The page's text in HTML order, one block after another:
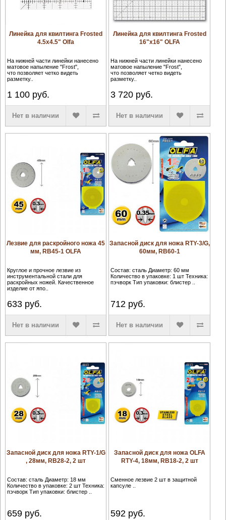
Линейка для квилтинга Frosted
4.5х4.5" Olfa
На нижней части линейки нанесено
матовое напыление "Frost",
что позволяет четко видеть
разметку..
1 100руб.
Нет в наличии
Линейка для квилтинга Frosted
16"x16" OLFA
На нижней части линейки нанесено
матовое напыление "Frost",
что позволяет четко видеть
разметку..
3 720 руб.
Нет в наличии
Лезвие для раскройного ножа 45
мм, RB45-1 OLFA
Круглое и прочное лезвие из
инструментальной стали для
раскройных ножей. Качественное
изделие от япо..
633руб.
Нет в наличии
Запасной диск для ножа RTY-3/G,
60мм, RB60-1
Состав: сталь Диаметр: 60 мм
Количество в упаковке: 1 шт Техника:
пэчворк Тип упаковки: блистер ..
712 руб.
Нет в наличии
Запасной диск для ножа RTY-1/G
, 28мм, RB28-2, 2 шт
Состав: сталь Диаметр: 18 мм
Количество в упаковке: 2 шт Техника:
пэчворк Тип упаковки: блистер ..
659руб.
Запасной диск для ножа OLFA
RTY-4, 18мм, RB18-2, 2 шт
Сменное лезвие 2 шт в защитной
капсуле ..
592 руб.